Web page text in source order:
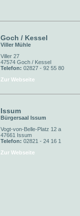
Goch / Kessel
Viller Mühle
Viller 27
47574 Goch / Kessel
Telefon: 02827 - 92 55 80
Zur Webseite
Issum
Bürgersaal Issum
Vogt-von-Belle-Platz 12 a
47661 Issum
Telefon: 02821 - 24 16 1
Zur Webseite